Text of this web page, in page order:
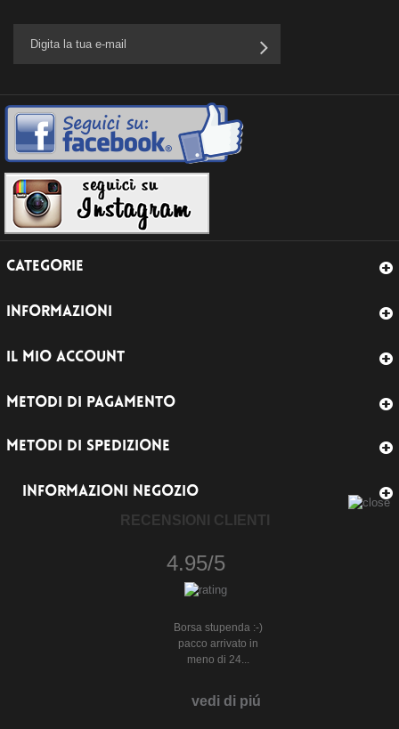
CATEGORIE
INFORMAZIONI
IL MIO ACCOUNT
METODI DI PAGAMENTO
METODI DI SPEDIZIONE
INFORMAZIONI NEGOZIO
RECENSIONI CLIENTI
4.95/5
Borsa stupenda :-)
pacco arrivato in
meno di 24...
vedi di piú